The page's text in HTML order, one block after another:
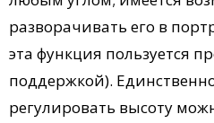
разворачивать его в
эта функция пользуется
поддержкой).
регулировать высоту